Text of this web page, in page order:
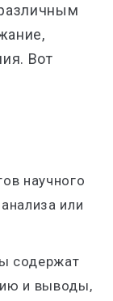
Вот
научного
или
содержат
и выводы,